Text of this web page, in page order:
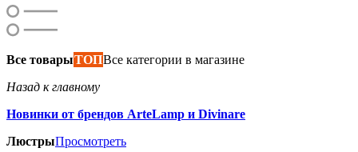
Все товарыТОПВсе категории в магазине
Назад к главному
Новинки от брендов ArteLamp и Divinare
ЛюстрыПросмотреть